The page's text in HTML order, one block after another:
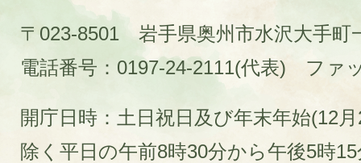
〒023-8501 岩手県奥州市水沢大手町
電話番号：0197-24-2111(代表)
ファ
開庁日時：土日祝日及び年末年始(12
除く平日の午前8時30分から午後5時